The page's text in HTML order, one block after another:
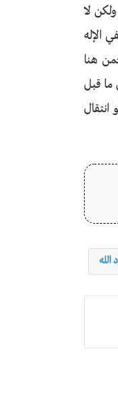
لا
الإله
هنا
ما قبل
انتقال
الله